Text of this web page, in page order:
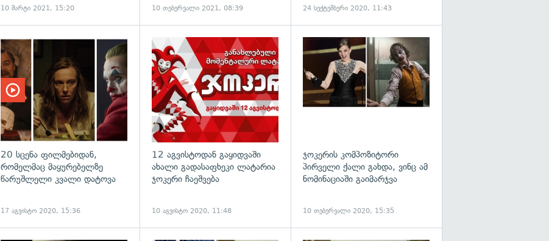
10 მარტი 2021, 15:20 10 თებერვალი 2021, 08:39 24 სექტემბერი 2020, 11:43
20 სცენა ფილმებიდან,
რომელმაც მაყურებელზე
წარუშლელი კვალი დატოვა
17 აგვისტო 2020, 15:36
12 აგვისტოდან გაყიდვაში
ახალი გადასაფხეკი ლატარია
ჯოკერი ჩაეშვება
10 აგვისტო 2020, 11:48
ჯოკერის კომპოზიტორი
პირველი ქალი გახდა, ვინც ამ
ნომინაციაში გაიმარჯვა
10 თებერვალი 2020, 15:35